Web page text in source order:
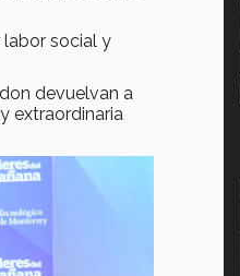
labor social y
devuelvan a
extraordinaria